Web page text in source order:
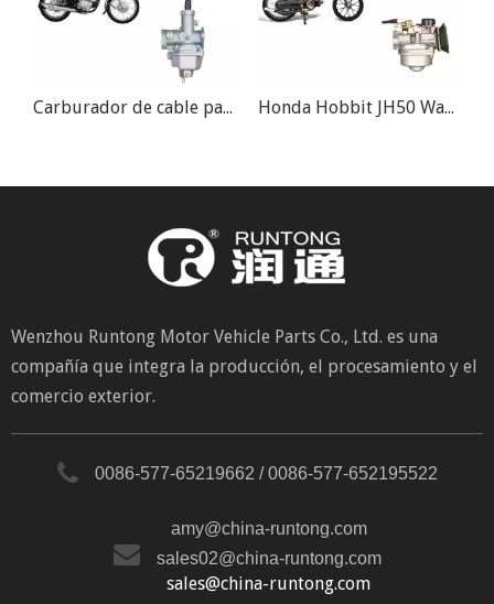
Carburador de cable para motocicleta Honda 30MM PZ30 200cc 250cc Honda Hobbit JH50 Wabron Scooter Ciclomotor Carburador
Wenzhou Runtong Motor Vehicle Parts Co., Ltd. es una
compañía que integra la producción, el procesamiento y el
comercio exterior.
0086-577-65219662 / 0086-577-652195522
amy@china-runtong.com
sales02@china-runtong.com
sales@china-runtong.com